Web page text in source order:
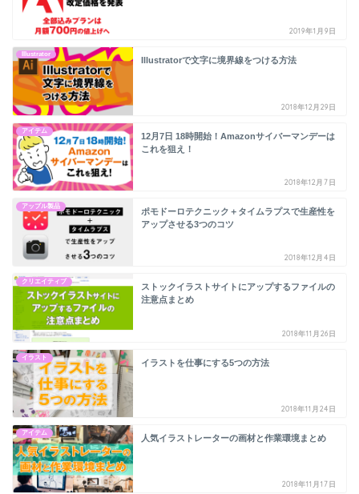
2019年1月9日
Illustrator
Illustratorで文字に境界線をつける方法
2018年12月29日
アイテム
12月7日 18時開始！Amazonサイバーマンデーは
これを狙え！
2018年12月7日
アップル製品
ポモドーロテクニック＋タイムラプスで生産性を
アップさせる3つのコツ
2018年12月4日
クリエイティブ
ストックイラストサイトにアップするファイルの
注意点まとめ
2018年11月26日
イラスト
イラストを仕事にする5つの方法
2018年11月24日
アイテム
人気イラストレーターの画材と作業環境まとめ
2018年11月17日